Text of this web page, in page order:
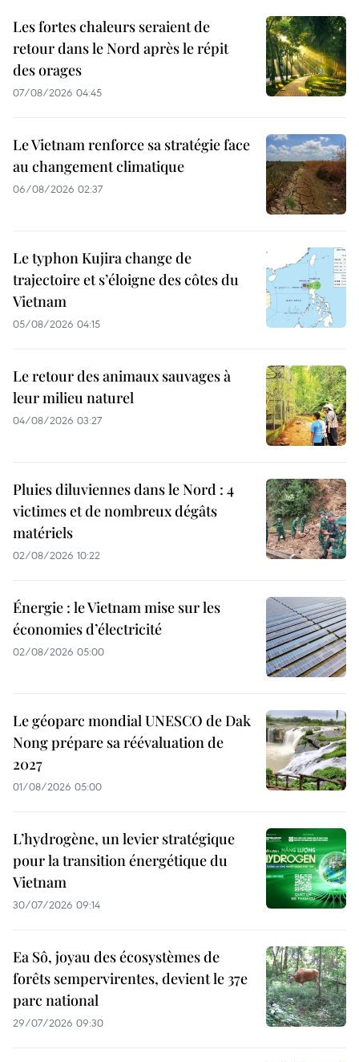
Les fortes chaleurs seraient de
retour dans le Nord après le répit
des orages
07/08/2026 04:45
Le Vietnam renforce sa stratégie face
au changement climatique
06/08/2026 02:37
Le typhon Kujira change de
trajectoire et s’éloigne des côtes du
Vietnam
05/08/2026 04:15
Le retour des animaux sauvages à
leur milieu naturel
04/08/2026 03:27
Pluies diluviennes dans le Nord : 4
victimes et de nombreux dégâts
matériels
02/08/2026 10:22
Énergie : le Vietnam mise sur les
économies d’électricité
02/08/2026 05:00
Le géoparc mondial UNESCO de Dak
Nong prépare sa réévaluation de
2027
01/08/2026 05:00
L’hydrogène, un levier stratégique
pour la transition énergétique du
Vietnam
30/07/2026 09:14
Ea Sô, joyau des écosystèmes de
forêts sempervirentes, devient le 37e
parc national
29/07/2026 09:30